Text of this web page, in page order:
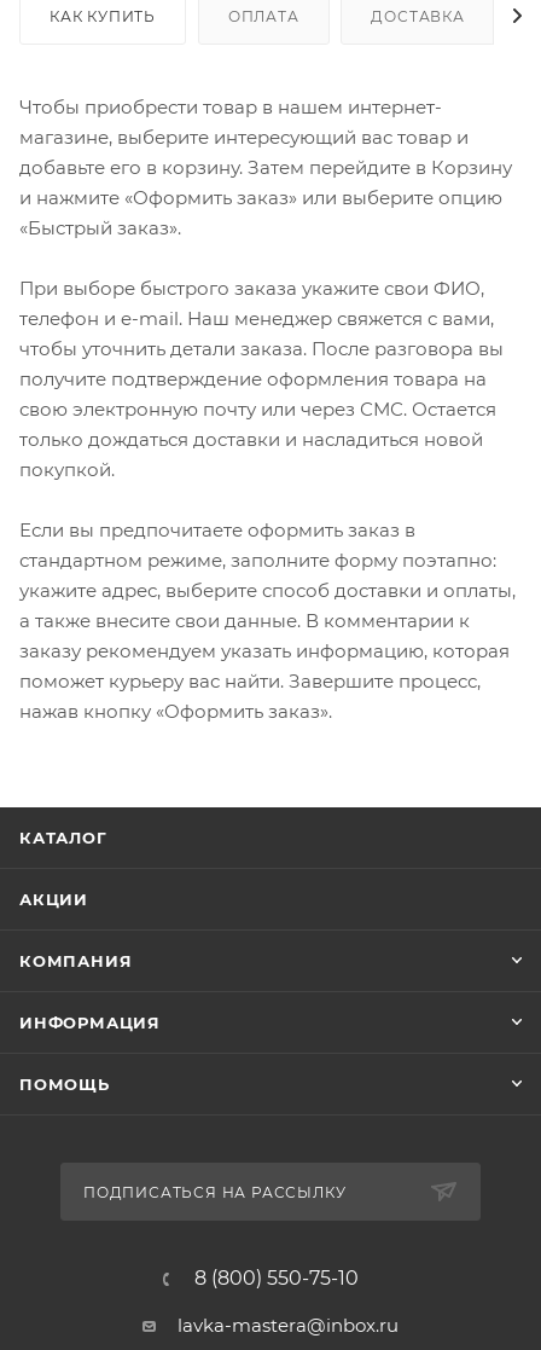
КАК КУПИТЬ ОПЛАТА ДОСТАВКА
Чтобы приобрести товар в нашем интернет-
магазине, выберите интересующий вас товар и
добавьте его в корзину. Затем перейдите в Корзину
и нажмите «Оформить заказ» или выберите опцию
«Быстрый заказ».
При выборе быстрого заказа укажите свои ФИО,
телефон и e-mail. Наш менеджер свяжется с вами,
чтобы уточнить детали заказа. После разговора вы
получите подтверждение оформления товара на
свою электронную почту или через СМС. Остается
только дождаться доставки и насладиться новой
покупкой.
Если вы предпочитаете оформить заказ в
стандартном режиме, заполните форму поэтапно:
укажите адрес, выберите способ доставки и оплаты,
а также внесите свои данные. В комментарии к
заказу рекомендуем указать информацию, которая
поможет курьеру вас найти. Завершите процесс,
нажав кнопку «Оформить заказ».
КАТАЛОГ
АКЦИИ
КОМПАНИЯ
ИНФОРМАЦИЯ
ПОМОЩЬ
ПОДПИСАТЬСЯ НА РАССЫЛКУ
8 (800) 550-75-10
lavka-mastera@inbox.ru